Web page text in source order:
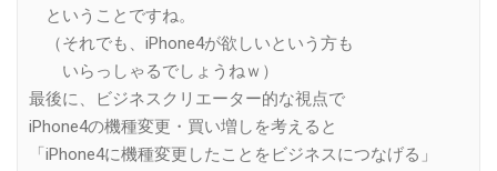
ということですね。
（それでも、iPhone4が欲しいという方も
いらっしゃるでしょうねｗ）
最後に、ビジネスクリエーター的な視点で
iPhone4の機種変更・買い増しを考えると
「iPhone4に機種変更したことをビジネスにつなげる」